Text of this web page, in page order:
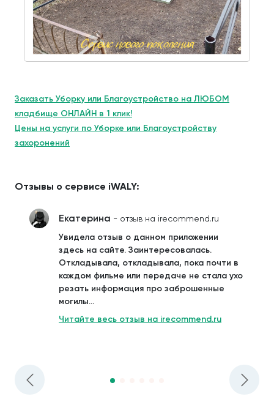
Заказать Уборку или Благоустройство на ЛЮБОМ
кладбище ОНЛАЙН в 1 клик!
Цены на услуги по Уборке или Благоустройству
захоронений
Отзывы о сервисе iWALY:
Екатерина - отзыв на irecommend.ru
Увидела отзыв о данном приложении
здесь на сайте. Заинтересовалась.
Откладывала, откладывала, пока почти в
каждом фильме или передаче не стала ухо
резать информация про заброшенные
могилы...
Читайте весь отзыв на irecommend.ru